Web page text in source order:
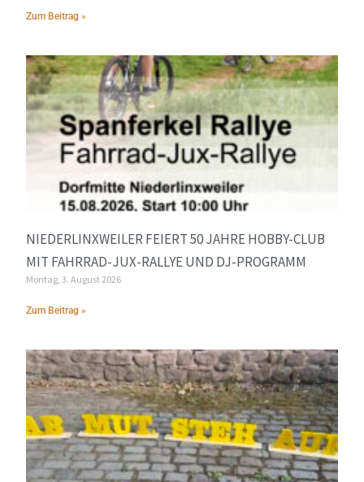
Zum Beitrag »
NIEDERLINXWEILER FEIERT 50 JAHRE HOBBY-CLUB
MIT FAHRRAD-JUX-RALLYE UND DJ-PROGRAMM
Montag, 3. August 2026
Zum Beitrag »